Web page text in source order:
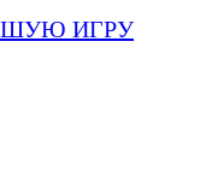
ИГРУ